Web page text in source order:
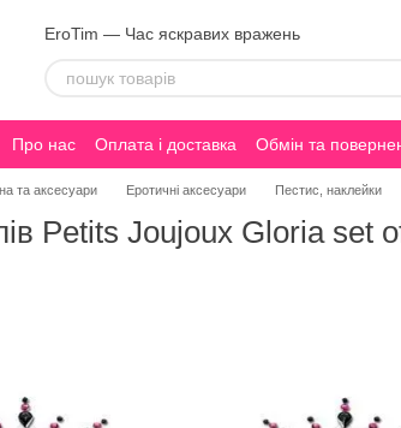
EroTim — Час яскравих вражень
Про нас Оплата і доставка Обмін та
та аксесуари Еротичні аксесуари Пестис, наклейки
Petits Joujoux Gloria